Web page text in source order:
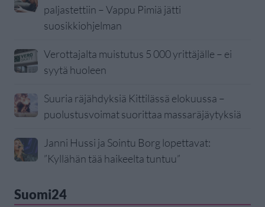
paljastettiin – Vappu Pimiä jätti
suosikkiohjelman
Verottajalta muistutus 5 000 yrittäjälle – ei
syytä huoleen
Suuria räjähdyksiä Kittilässä elokuussa –
puolustusvoimat suorittaa massaräjäytyksiä
Janni Hussi ja Sointu Borg lopettavat:
”Kyllähän tää haikeelta tuntuu”
Suomi24